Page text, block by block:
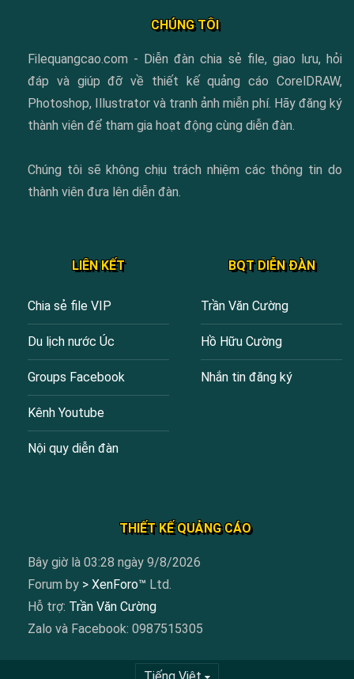
CHÚNG TÔI
Filequangcao.com - Diễn đàn chia sẻ file, giao lưu, hỏi
đáp và giúp đỡ về thiết kế quảng cáo CorelDRAW,
Photoshop, Illustrator và tranh ảnh miễn phí. Hãy đăng ký
thành viên để tham gia hoạt động cùng diễn đàn.
Chúng tôi sẽ không chịu trách nhiệm các thông tin do
thành viên đưa lên diễn đàn.
LIÊN KẾT
Chia sẻ file VIP
Du lịch nước Úc
Groups Facebook
Kênh Youtube
Nội quy diễn đàn
BQT DIỄN ĐÀN
Trần Văn Cường
Hồ Hữu Cường
Nhắn tin đăng ký
THIẾT KẾ QUẢNG CÁO
Bây giờ là 03:28 ngày 9/8/2026
Forum by > XenForo™ Ltd.
Hỗ trợ: Trần Văn Cường
Zalo và Facebook: 0987515305